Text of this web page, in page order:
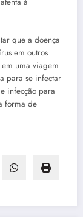
à
que a doença
em outros
uma viagem
para se infectar
infecção para
forma de